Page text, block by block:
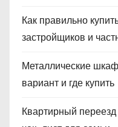
Как правильно
застройщиков и
Металлические
вариант и где купить
Квартирный переезд